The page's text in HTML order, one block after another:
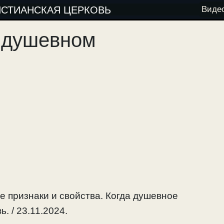
ЦЕРКОВЬ
и свойства. Когда душевное
/ 23.11.2024.